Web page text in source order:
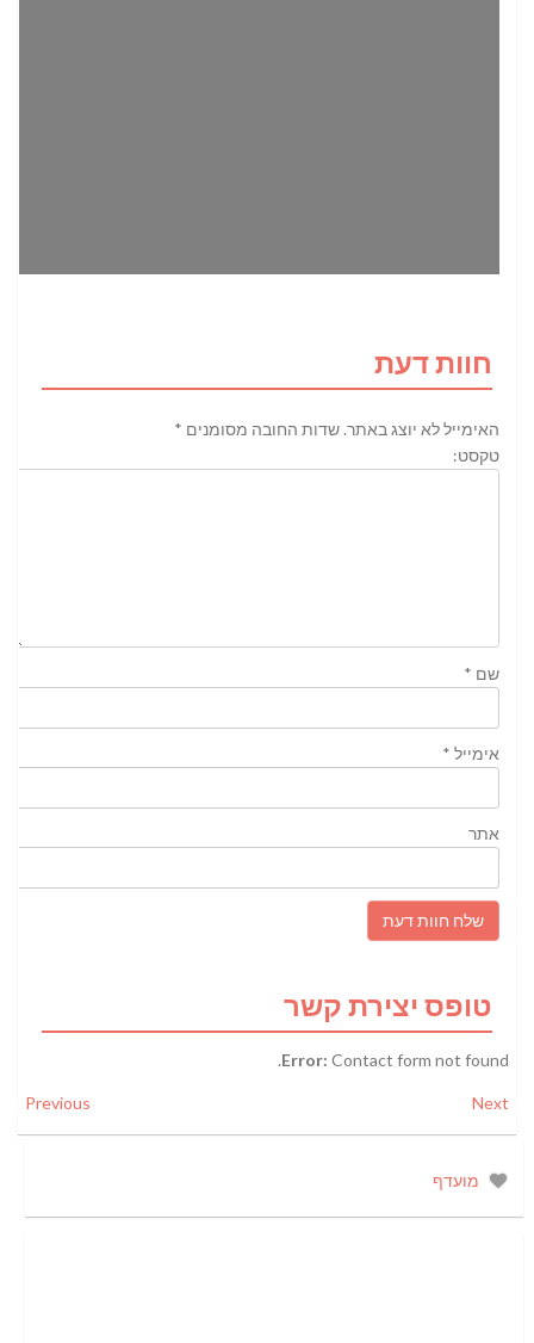
חוות דעת
האימייל לא יוצג באתר. שדות החובה מסומנים *
טקסט:
שם *
אימייל *
אתר
טופס יצירת קשר
Error: Contact form not found.
Previous Next
מועדף